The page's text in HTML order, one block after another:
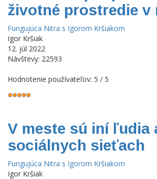
životné prostredie v
Fungujúca Nitra s Igorom Kršiakom
Igor Kršiak
12. júl 2022
Návštevy: 22593
Hodnotenie používateľov: 5 / 5
V meste sú iní ľudia
sociálnych sieťach
Fungujúca Nitra s Igorom Kršiakom
Igor Kršiak